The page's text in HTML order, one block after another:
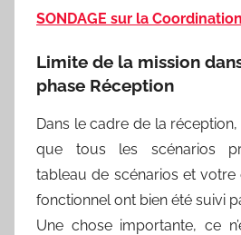
SONDAGE sur la
Limite de la mission
phase Réception
Dans le cadre de la
que tous les scénarios
tableau de scénarios et votre
fonctionnel ont bien été suivi
Une chose importante, ce